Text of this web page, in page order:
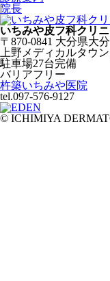
院長
いちみや皮フ科クリ
〒870-0841 大分県大
上野メディカルタウ
駐車場27台完備
バリアフリー
杵築いちみや医院
tel.097-576-9127
© ICHIMIYA